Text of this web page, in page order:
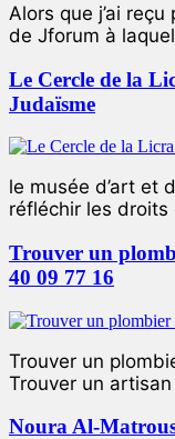
Alors que j’ai
de Jforum à
Le Cercle de la
Judaïsme
le musée d’art et
réfléchir les droits
Trouver un
40 09 77 16
Trouver un
Trouver un
Noura Al-